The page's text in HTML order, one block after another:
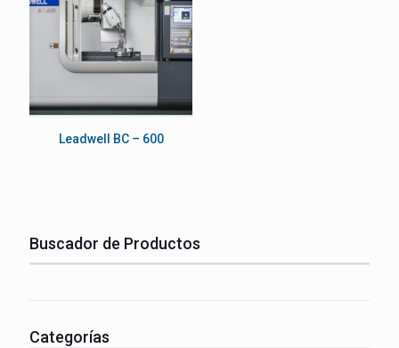
Leadwell BC – 600
Buscador de Productos
Categorías